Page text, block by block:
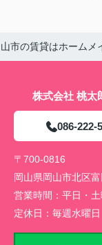
市の賃貸はホームメ
株式会社 桃
086-222-
〒700-0816
岡山県岡山市北区
営業時間： 平日・
定休日： 毎週水曜日